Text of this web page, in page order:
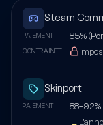
Steam
PAIEMENT 85%
CONTRAINTE
Skinport
PAIEMENT 88–92%